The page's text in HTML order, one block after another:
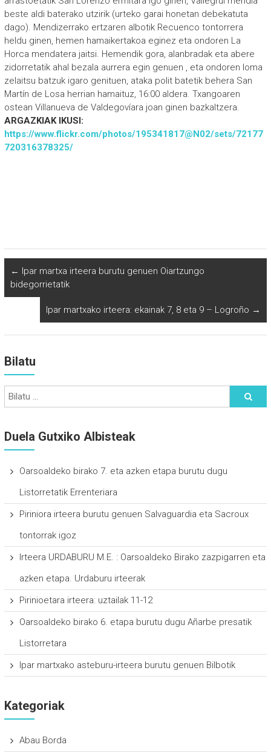
beste aldi baterako utzirik (urteko garai honetan debekatuta
dago). Mendizerrako ertzaren albotik Recuenco tontorrera
heldu ginen, hemen hamaikertakoa eginez eta ondoren La
Horca mendatera jaitsi. Hemendik gora, alanbradak eta abere
zidorretatik ahal bezala aurrera egin genuen , eta ondoren loma
zelaitsu batzuk igaro genituen, ataka polit batetik behera San
Martín de Losa herrian hamaituz, 16:00 aldera. Txangoaren
ostean Villanueva de Valdegovíara joan ginen bazkaltzera.
ARGAZKIAK IKUSI:
https://www.flickr.com/photos/195341817@N02/sets/72177
720316378325/
← Ipar martxa irteera burutu genuen Oiartzungo
bidegorrietatik
Ipar martxako irteera: ekainak 7, 8 eta 9 – Logroño →
Bilatu
Duela Gutxiko Albisteak
Oarsoaldeko birako 7. eta azken etapa burutu dugu
Listorretatik Errenteriara
Piriniora irteera burutu genuen Salvaguardia eta Sacroux
tontorrak igoz
Irteera URDABURU M.E. : Oarsoaldeko Birako zazpigarren eta
azken etapa. Urdaburu irteerak
Pirinioetara irteera: uztailak 11-12
Oarsoaldeko birako 6. etapa burutu dugu Añarbe presatik
Listorretara
Ipar martxako asteburu-irteera burutu genuen Bilbotik
Kategoriak
Abau Borda